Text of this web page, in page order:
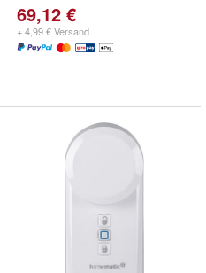
69,12 €
+ 4,99 € Versand